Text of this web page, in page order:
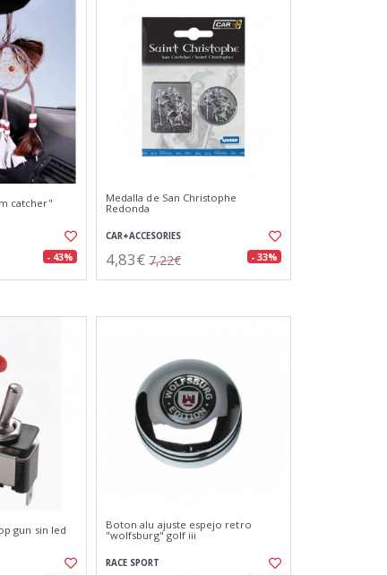
catcher"
- 43%
Medalla de San Christophe
Redonda
CAR+ACCESORIES
4,83€ 7,22€ - 33%
gun sin led
Boton alu ajuste espejo retro
"wolfsburg" golf iii
RACE SPORT